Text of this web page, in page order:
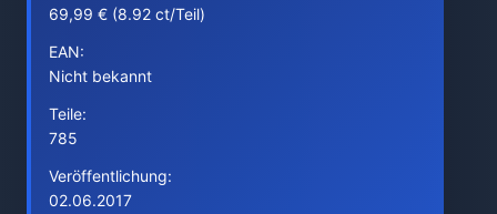
69,99 € (8.92 ct/Teil)
EAN:
Nicht bekannt
Teile:
785
Veröffentlichung:
02.06.2017